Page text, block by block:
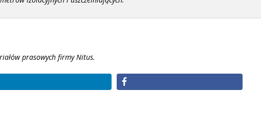
prasowych firmy Nitus.